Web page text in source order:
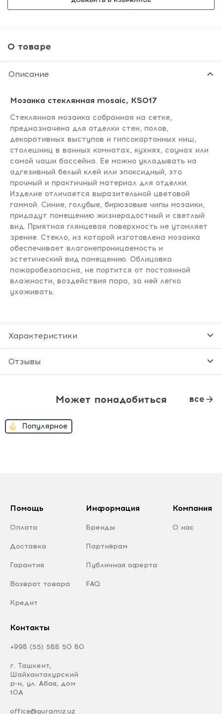
О товаре
Описание
Мозаика стеклянная mosaic, KS017
Стеклянная мозаика собранная на сетке,
предназначена для отделки стен, полов,
декоративных выступов и гипсокартонных ниш,
столешниц в ванных комнатах, кухнях, саунах или
самой чаши бассейна. Ее можно укладывать на
адгезивный белый клей или эпоксидный, это
прочный и практичный материал для отделки.
Изделие отличается выразительной цветовой
гаммой. Синие, голубые, бирюзовые чипы мозаики,
придадут помещению жизнерадостный и светлый
вид. Приятная глянцевая поверхность не утомляет
зрение. Стекло, из которой изготовлена мозаика
обеспечивает влагонепроницаемость и
эстетический вид помещению. Облицовка
пожаробезопасна, не портится от постоянной
влажности, воздействия пара, за ней легко
ухаживать.
Характеристики
Отзывы
Может понадобиться все
Популярное
Помощь
Оплата
Доставка
Гарантия
Возврат товара
Кредит
Информация
Бренды
Партнёрам
Публичная оферта
FAQ
Компания
О нас
Контакты
+998 (55) 588 50 80
г. Ташкент,
Шайхантахурский
р-н, ул. Абая, дом
10А
office@quramiz.uz